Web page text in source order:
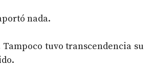
nada.
Tampoco tuvo transcendencia su